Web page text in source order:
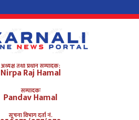
अध्यक्ष तथा प्रधान सम्पादक:
Nirpa Raj Hamal
सम्पादकः
Pandav Hamal
सूचना विभाग दर्ता नं.